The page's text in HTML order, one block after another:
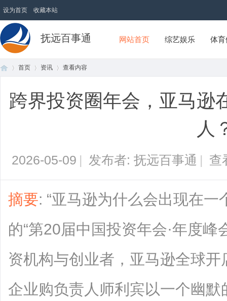
设为首页 收藏本站
抚远百事通 网站首页 综艺娱乐 体
›
首页
›
资讯
›
查看内容
跨界投资圈年会，亚马逊
人
2026-05-09 | 发布者: 抚远百事通 | 查
摘要: “亚马逊为什么会出现在
的“第20届中国投资年会·年度
资机构与创业者，亚马逊全球
企业购负责人师利宾以一个幽